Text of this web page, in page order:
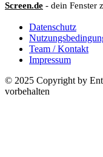
Screen.de - dein Fenster
Datenschutz
Team / Kontakt
Impressum
© 2025 Copyright by
vorbehalten